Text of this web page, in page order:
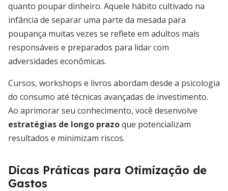
quanto poupar dinheiro. Aquele hábito cultivado na
infância de separar uma parte da mesada para
poupança muitas vezes se reflete em adultos mais
responsáveis e preparados para lidar com
adversidades econômicas.
Cursos, workshops e livros abordam desde a psicologia
do consumo até técnicas avançadas de investimento.
Ao aprimorar seu conhecimento, você desenvolve
estratégias de longo prazoque potencializam
resultados e minimizam riscos.
Dicas Práticas para Otimização de
Gastos